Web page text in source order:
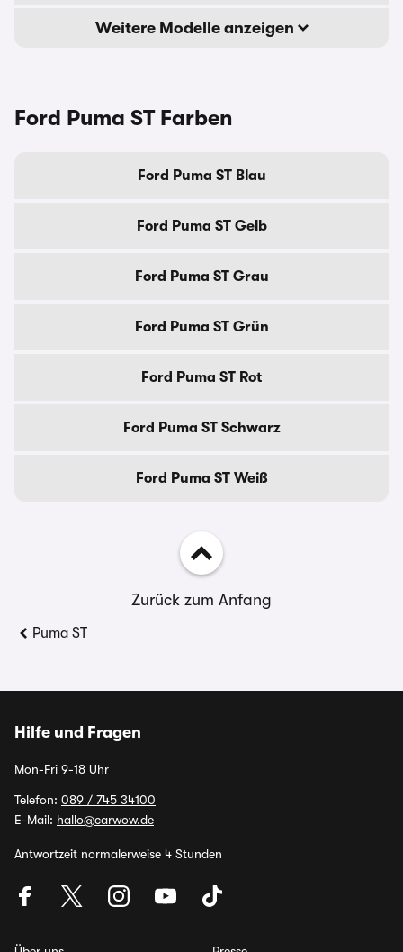
Weitere Modelle anzeigen
Ford Puma ST Farben
Ford Puma ST Blau
Ford Puma ST Gelb
Ford Puma ST Grau
Ford Puma ST Grün
Ford Puma ST Rot
Ford Puma ST Schwarz
Ford Puma ST Weiß
Zurück zum Anfang
Puma ST
Hilfe und Fragen
Mon-Fri 9-18 Uhr
Telefon: 089 / 745 34100
E-Mail: hallo@carwow.de
Antwortzeit normalerweise 4 Stunden